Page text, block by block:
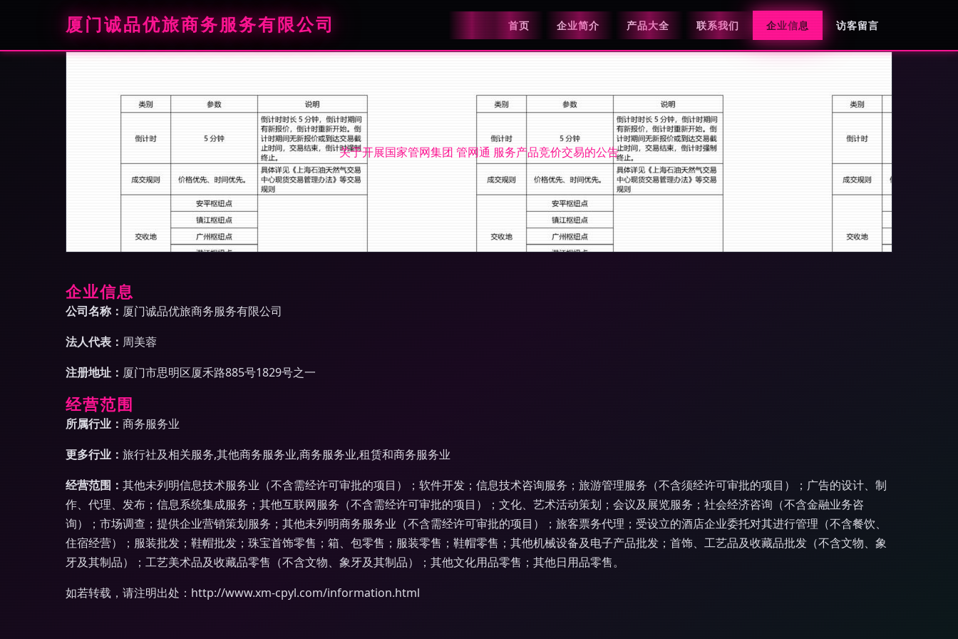
厦门诚品优旅商务服务有限公司 首页 企业简介 产品大全 联系我们 企业信息 访客留言
关于开展国家管网集团 管网通 服务产品竞价交易的公告
企业信息
公司名称： 厦门诚品优旅商务服务有限公司
法人代表： 周美蓉
注册地址： 厦门市思明区厦禾路885号1829号之一
经营范围
所属行业： 商务服务业
更多行业： 旅行社及相关服务,其他商务服务业,商务服务业,租赁和商务服务业
经营范围： 其他未列明信息技术服务业（不含需经许可审批的项目）；软件开发；信息技术咨询服务；旅游管理服务（不含须经许可审批的项目）；广告的设计、制
作、代理、发布；信息系统集成服务；其他互联网服务（不含需经许可审批的项目）；文化、艺术活动策划；会议及展览服务；社会经济咨询（不含金融业务咨
询）；市场调查；提供企业营销策划服务；其他未列明商务服务业（不含需经许可审批的项目）；旅客票务代理；受设立的酒店企业委托对其进行管理（不含餐饮、
住宿经营）；服装批发；鞋帽批发；珠宝首饰零售；箱、包零售；服装零售；鞋帽零售；其他机械设备及电子产品批发；首饰、工艺品及收藏品批发（不含文物、象
牙及其制品）；工艺美术品及收藏品零售（不含文物、象牙及其制品）；其他文化用品零售；其他日用品零售。
如若转载，请注明出处：http://www.xm-cpyl.com/information.html